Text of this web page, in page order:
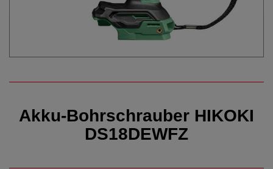
Akku-Bohrschrauber HIKOKI
DS18DEWFZ